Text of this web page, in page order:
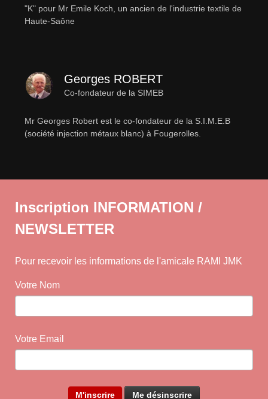
"K" pour Mr Emile Koch, un ancien de l'industrie textile de
Haute-Saône
Georges ROBERT
Co-fondateur de la SIMEB
Mr Georges Robert est le co-fondateur de la S.I.M.E.B
(société injection métaux blanc) à Fougerolles.
Inscription INFORMATION /
NEWSLETTER
Pour recevoir les informations de l'amicale RAMI JMK
Votre Nom
Votre Email